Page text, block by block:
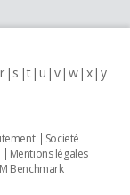
r s t u v w x y
Societé
Mentions légales
Benchmark